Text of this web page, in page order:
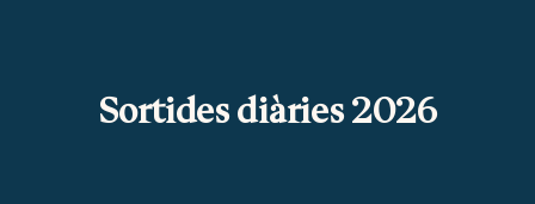
Sortides diàries 2026